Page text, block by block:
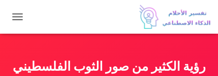
ب
ا
رؤية الكثير من صور الثوب الفلسطيني